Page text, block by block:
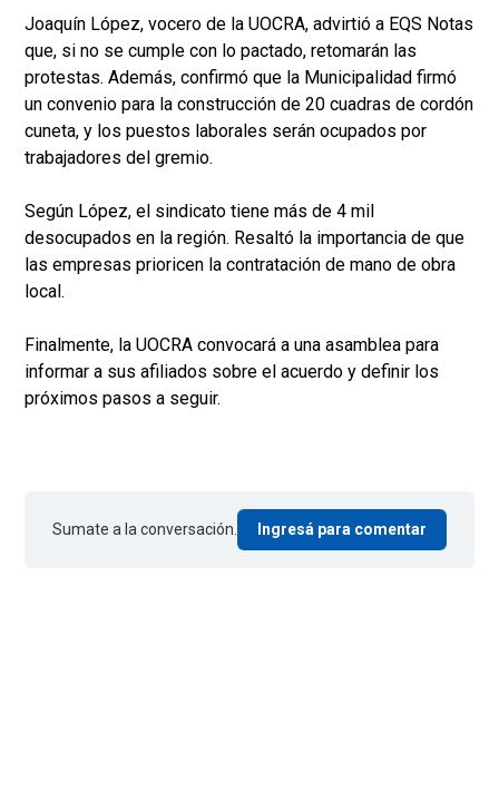
Joaquín López, vocero de la UOCRA, advirtió a EQS Notas
que, si no se cumple con lo pactado, retomarán las
protestas. Además, confirmó que la Municipalidad firmó
un convenio para la construcción de 20 cuadras de cordón
cuneta, y los puestos laborales serán ocupados por
trabajadores del gremio.
Según López, el sindicato tiene más de 4 mil
desocupados en la región. Resaltó la importancia de que
las empresas prioricen la contratación de mano de obra
local.
Finalmente, la UOCRA convocará a una asamblea para
informar a sus afiliados sobre el acuerdo y definir los
próximos pasos a seguir.
Sumate a la conversación. Ingresá para comentar